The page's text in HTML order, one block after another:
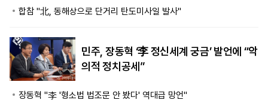
합참 "北, 동해상으로 단거리 탄도미사일 발사"
민주, 장동혁 ‘李 정신세계 궁금’ 발언에 “악
의적 정치공세”
장동혁 "李 '형소법 법조문 안 봤다' 역대급 망언"